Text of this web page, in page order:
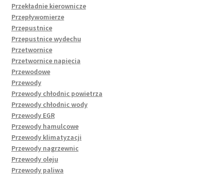
Przekładnie kierownicze
Przepływomierze
Przepustnice
Przepustnice wydechu
Przetwornice
Przetwornice napięcia
Przewodowe
Przewody
Przewody chłodnic powietrza
Przewody chłodnic wody
Przewody EGR
Przewody hamulcowe
Przewody klimatyzacji
Przewody nagrzewnic
Przewody oleju
Przewody paliwa